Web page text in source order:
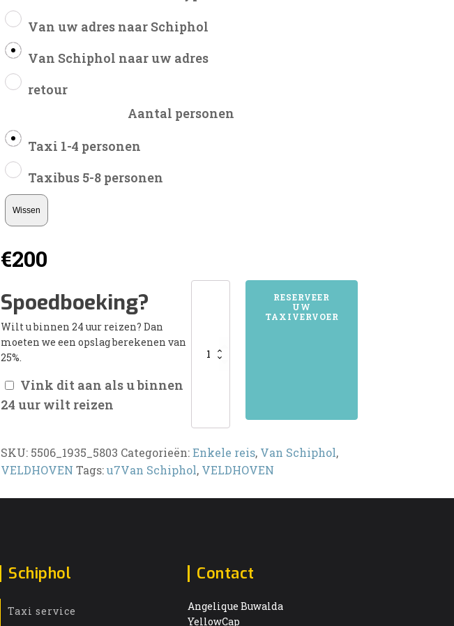
Van uw adres naar Schiphol
Van Schiphol naar uw adres
retour
Aantal personen
Taxi 1-4 personen
Taxibus 5-8 personen
Wissen
€200
Spoedboeking?
Wilt u binnen 24 uur reizen? Dan
moeten we een opslag berekenen van
25%.
Vink dit aan als u binnen
24 uur wilt reizen
5506VELDHOVENRESERVEER
UW
TAXIVERVOER
SKU: 5506_1935_5803 Categorieën:Enkele reis, Van Schiphol,
VELDHOVEN Tags:u7Van Schiphol, VELDHOVEN
Schiphol
Taxi service
Contact
Angelique Buwalda
YellowCap